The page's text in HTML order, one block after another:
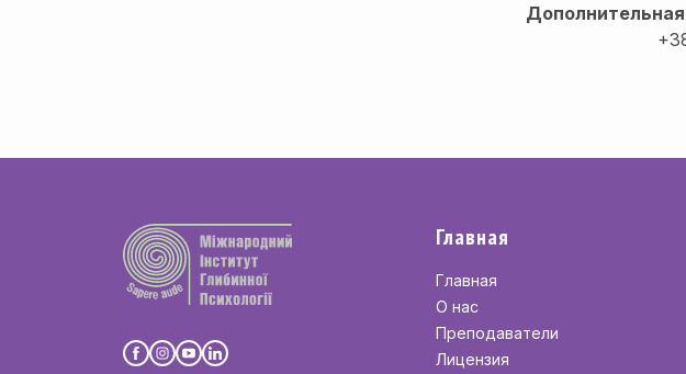
Главная
Главная
О нас
Преподаватели
Лицензия